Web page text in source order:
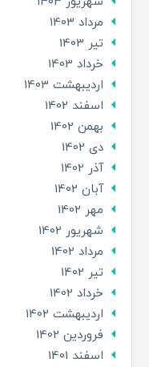
مرداد 1403
تير 1403
خرداد 1403
ارديبهشت 1403
اسفند 1402
بهمن 1402
دی 1402
آذر 1402
آبان 1402
مهر 1402
شهریور 1402
مرداد 1402
تير 1402
خرداد 1402
ارديبهشت 1402
فروردین 1402
اسفند 1401